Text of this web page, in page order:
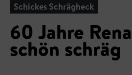
Schickes Schrägheck
60 Jahre
schön schräg